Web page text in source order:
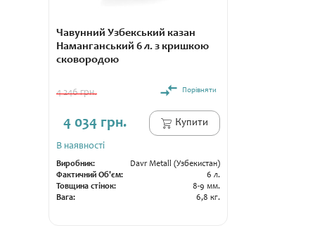
Чавунний Узбекський казан
Наманганський 6 л. з кришкою
сковородою
4 246 грн. Порівняти
4 034 грн. Купити
В наявності
Виробник:
Davr Metall (Узбекистан)
Фактичний Об'єм:
6 л.
Товщина стінок:
8-9 мм.
Вага:
6,8 кг.